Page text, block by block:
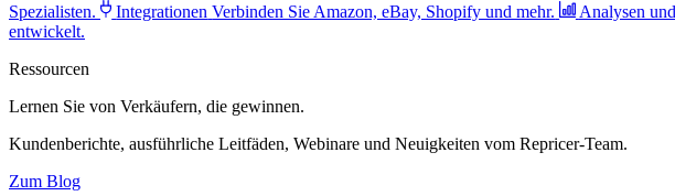
Spezialisten.
Integrationen Verbinden Sie Amazon, eBay, Shopify und mehr. Analysen
entwickelt.
Ressourcen
Lernen Sie von Verkäufern, die gewinnen.
Kundenberichte, ausführliche Leitfäden, Webinare und Neuigkeiten vom Repricer-Team.
Zum Blog